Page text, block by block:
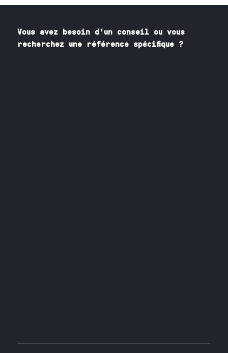
Vous avez besoin d'un conseil ou vous
recherchez une référence spécifique ?